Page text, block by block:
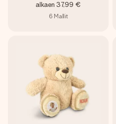
alkaen 37,99 €
6 Mallit